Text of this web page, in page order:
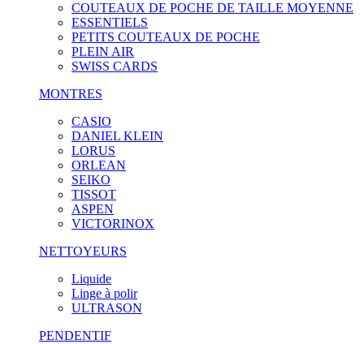
COUTEAUX DE POCHE DE TAILLE MOYENNE
ESSENTIELS
PETITS COUTEAUX DE POCHE
PLEIN AIR
SWISS CARDS
MONTRES
CASIO
DANIEL KLEIN
LORUS
ORLEAN
SEIKO
TISSOT
ASPEN
VICTORINOX
NETTOYEURS
Liquide
Linge à polir
ULTRASON
PENDENTIF